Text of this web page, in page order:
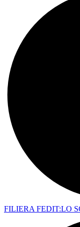
FILIERA FEDIT:LO